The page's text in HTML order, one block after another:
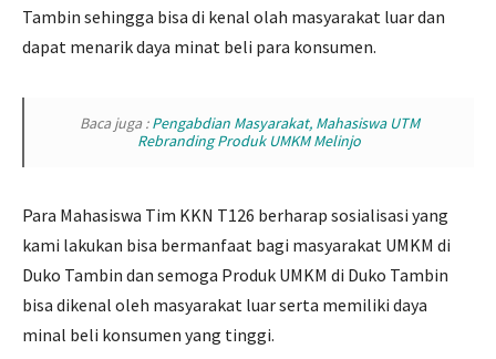
Tambin sehingga bisa di kenal olah masyarakat luar dan
dapat menarik daya minat beli para konsumen.
Baca juga :Pengabdian Masyarakat, Mahasiswa UTM
Rebranding Produk UMKM Melinjo
Para Mahasiswa Tim KKN T126 berharap sosialisasi yang
kami lakukan bisa bermanfaat bagi masyarakat UMKM di
Duko Tambin dan semoga Produk UMKM di Duko Tambin
bisa dikenal oleh masyarakat luar serta memiliki daya
minal beli konsumen yang tinggi.